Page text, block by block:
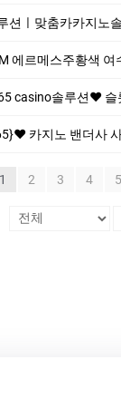
맞춤카카지노솔루
스주황색 여수시 미
casino솔루션❤️ 슬
카지노 밴더사
1 2 3 4 5